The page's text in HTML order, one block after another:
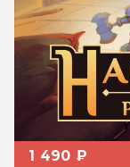
1 490 ₽